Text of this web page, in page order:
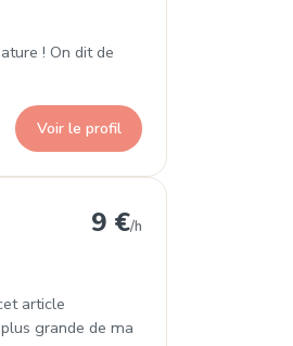
! On dit de
Voir le profil
9 €/h
article
grande de ma